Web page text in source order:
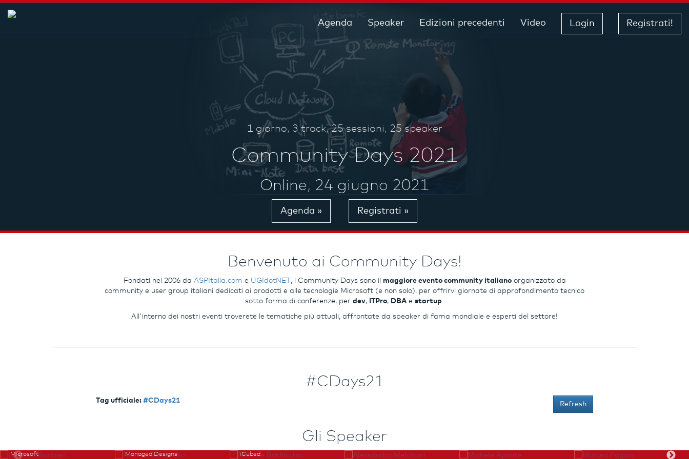
Agenda Speaker Edizioni precedenti Video Login Registrati!
1 giorno, 3 track, 25 sessioni, 25 speaker
Community Days 2021
Online, 24 giugno 2021
Agenda » Registrati »
Benvenuto ai Community Days!
Fondati nel 2006 da ASPItalia.com e UGIdotNET , i Community Days sono il maggiore evento community italianoorganizzato da
community e user group italiani dedicati ai prodotti e alle tecnologie Microsoft (e non solo), per offrirvi giornate di approfondimento tecnico
sotto forma di conferenze, per dev, ITPro, DBA e startup.
All'interno dei nostri eventi troverete le tematiche più attuali, affrontate da speaker di fama mondiale e esperti del settore!
#CDays21
Tag ufficiale: #CDays21 Refresh
Gli Speaker
Microsoft Managed Designs iCubed